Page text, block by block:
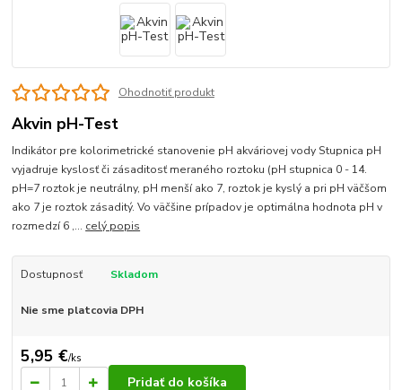
Ohodnotiť produkt
Akvin pH-Test
Indikátor pre kolorimetrické stanovenie pH akváriovej vody Stupnica pH
vyjadruje kyslosť či zásaditosť meraného roztoku (pH stupnica 0 - 14.
pH=7 roztok je neutrálny, pH menší ako 7, roztok je kyslý a pri pH väčšom
ako 7 je roztok zásaditý. Vo väčšine prípadov je optimálna hodnota pH v
rozmedzí 6 ,... celý popis
Dostupnosť Skladom
Nie sme platcovia DPH
5,95 €/ks
Pridať do košíka